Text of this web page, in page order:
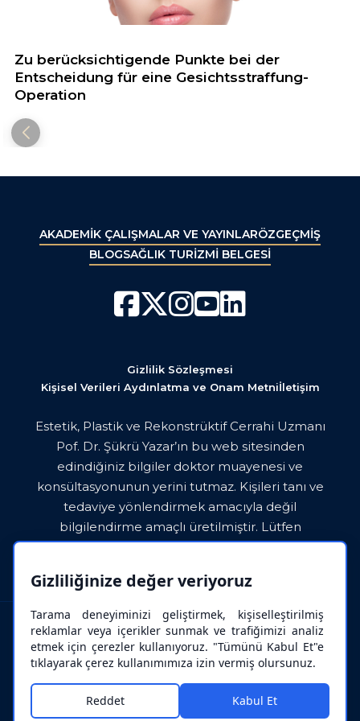
Zu berücksichtigende Punkte bei der
Entscheidung für eine Gesichtsstraffung-
Operation
AKADEMİK ÇALIŞMALAR VE YAYINLARÖZGEÇMİŞ
BLOGSAĞLIK TURİZMİ BELGESİ
Gizlilik Sözleşmesi
Kişisel Verileri Aydınlatma ve Onam Metniİletişim
Estetik, Plastik ve Rekonstrüktif Cerrahi Uzmanı
Pof. Dr. Şükrü Yazar’ın bu web sitesinden
edindiğiniz bilgiler doktor muayenesi ve
konsültasyonunun yerini tutmaz. Kişileri tanı ve
tedaviye yönlendirmek amacıyla değil
bilgilendirme amaçlı üretilmiştir. Lütfen
paylaşılan bilgileri doktorunuza danışmadan asla
Prof. Dr. Şükrü Yazar 2025© Tüm hakları saklıdır.Tasarım :
Gizliliğinize değer veriyoruz
Tarama deneyiminizi geliştirmek, kişiselleştirilmiş
reklamlar veya içerikler sunmak ve trafiğimizi analiz
etmek için çerezler kullanıyoruz. "Tümünü Kabul Et"e
tıklayarak çerez kullanımımıza izin vermiş olursunuz.
Reddet Kabul Et